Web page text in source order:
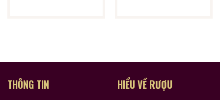
THÔNG TIN HIỂU VỀ RƯỢU